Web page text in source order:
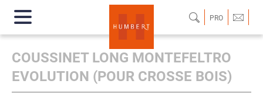
PRO
COUSSINET LONG MONTEFELTRO
EVOLUTION (POUR CROSSE BOIS)